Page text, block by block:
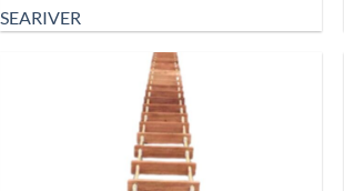
SEARIVER